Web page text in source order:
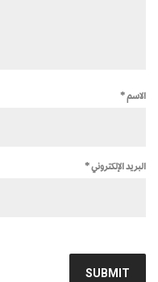
الاسم*
البريد الإلكتروني*